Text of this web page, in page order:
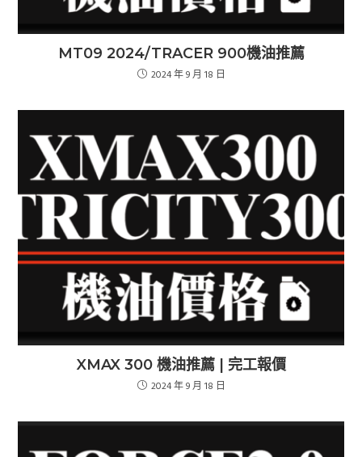
MT09 2024/TRACER 900機油推薦
2024 年 9 月 18 日
XMAX 300 機油推薦 | 完工報價
2024 年 9 月 18 日